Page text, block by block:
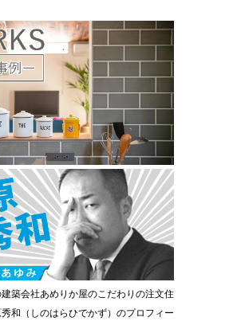
築会社あめりか屋のこだわりの注文住
和（しのはらひでかず）のプロフィー